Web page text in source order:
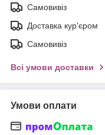
Самовивіз
Доставка кур'єром
Самовивіз
Всі умови доставки
Умови оплати